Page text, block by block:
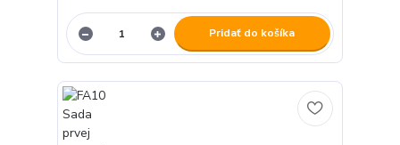
Pridať do košíka